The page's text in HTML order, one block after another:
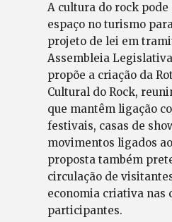
A cultura do rock
espaço no turismo
projeto de lei em
Assembleia
propõe a criação da
Cultural do Rock,
que mantêm ligação
festivais, casas de
movimentos ligados
proposta também
circulação de
economia criativa nas
participantes.